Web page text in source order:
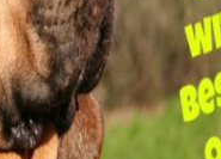
de perros con el
del olfato